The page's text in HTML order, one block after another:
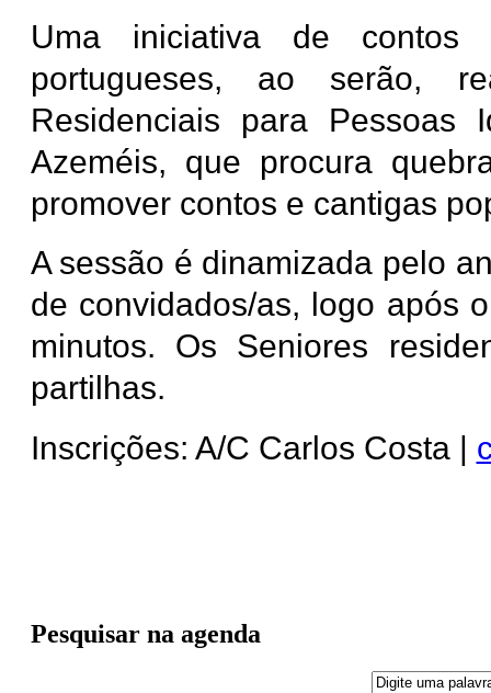
Uma iniciativa de contos
portugueses, ao serão,
Residenciais para
Azeméis, que procura
promover contos e cantigas
A sessão é dinamizada pelo
de convidados/as, logo após
minutos. Os Seniores
partilhas.
Inscrições: A/C Carlos Costa |
Pesquisar na agenda